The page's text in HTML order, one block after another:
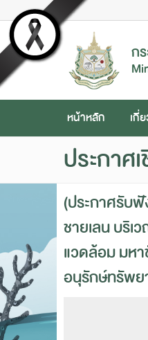
ก
หน้าหลัก เกี่
ประกาศ
(ประกาศรับฟั
ชายเลน บริ
แวดล้อม มห
อนุรักษ์ทรัพย